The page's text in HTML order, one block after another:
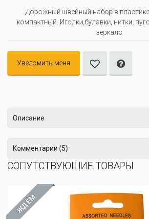
Дорожный швейный набор в
компактный. Иголки,булавки, нитки,
зеркало
Уведомить меня
Описание
Комментарии (5)
СОПУТСТВУЮЩИЕ ТОВАРЫ
ЖДЁМ